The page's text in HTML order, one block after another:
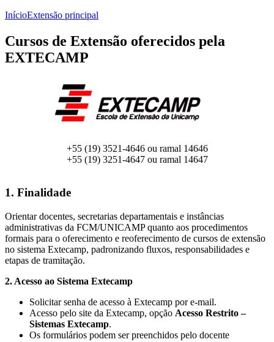
InícioExtensão principal
Cursos de Extensão oferecidos pela
EXTECAMP
+55 (19) 3521-4646 ou ramal 14646
+55 (19) 3251-4647 ou ramal 14647
1. Finalidade
Orientar docentes, secretarias departamentais e instâncias
administrativas da FCM/UNICAMP quanto aos procedimentos
formais para o oferecimento e reoferecimento de cursos de extensão
no sistema Extecamp, padronizando fluxos, responsabilidades e
etapas de tramitação.
2. Acesso ao Sistema Extecamp
Solicitar senha de acesso à Extecamp por e-mail.
Acesso pelo site da Extecamp, opção Acesso Restrito –
Sistemas Extecamp.
Os formulários podem ser preenchidos pelo docente